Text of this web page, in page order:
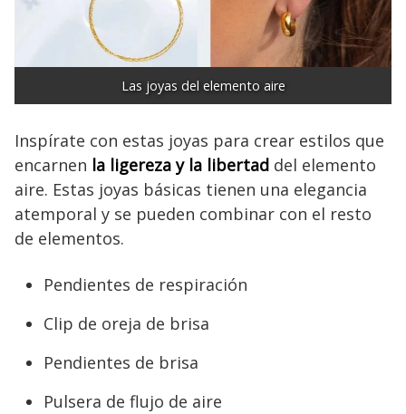
Las joyas del elemento aire
Inspírate con estas joyas para crear estilos que
encarnen la ligereza y la libertad del elemento
aire. Estas joyas básicas tienen una elegancia
atemporal y se pueden combinar con el resto
de elementos.
Pendientes de respiración
Clip de oreja de brisa
Pendientes de brisa
Pulsera de flujo de aire